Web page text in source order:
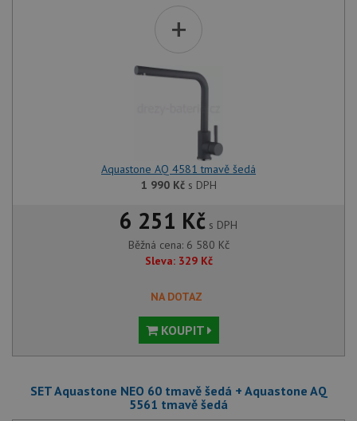
+
Aquastone AQ 4581 tmavě šedá
1 990 Kčs DPH
6 251 Kč s DPH
Běžná cena: 6 580 Kč
Sleva: 329 Kč
NA DOTAZ
KOUPIT
SET Aquastone NEO 60 tmavě šedá + Aquastone AQ
5561 tmavě šedá